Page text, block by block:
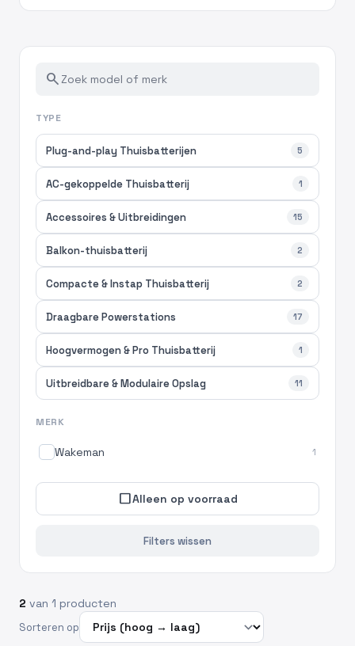
search
TYPE
Plug-and-play Thuisbatterijen 5
AC-gekoppelde Thuisbatterij 1
Accessoires & Uitbreidingen 15
Balkon-thuisbatterij 2
Compacte & Instap Thuisbatterij 2
Draagbare Powerstations 17
Hoogvermogen & Pro Thuisbatterij 1
Uitbreidbare & Modulaire Opslag 11
MERK
Wakeman 1
check_box_outline_blankAlleen op voorraad
Filters wissen
2 van 1 producten
Sorteren op